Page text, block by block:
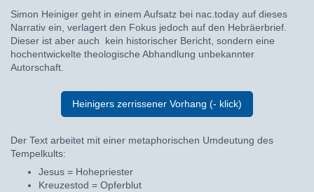
Simon Heiniger geht in einem Aufsatz bei nac.today auf dieses
Narrativ ein, verlagert den Fokus jedoch auf den Hebräerbrief.
Dieser ist aber auch kein historischer Bericht, sondern eine
hochentwickelte theologische Abhandlung unbekannter
Autorschaft.
Heinigers zerrissener Vorhang (- klick)
Der Text arbeitet mit einer metaphorischen Umdeutung des
Tempelkults:
Jesus = Hohepriester
Kreuzestod = Opferblut